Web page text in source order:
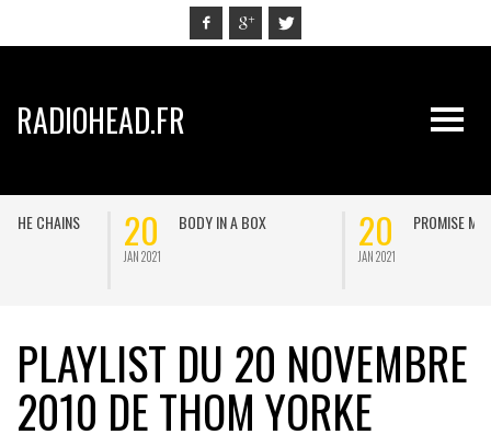
RADIOHEAD.FR
20 BODY IN A BOX 20 PROMISE ME
PLAYLIST DU 20 NOVEMBRE
2010 DE THOM YORKE